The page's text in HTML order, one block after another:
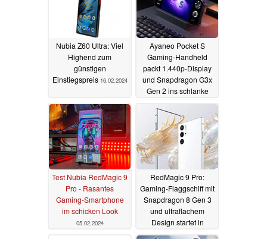
Nubia Z60 Ultra: Viel
Highend zum
günstigen
Einstiegspreis 16.02.2024
Ayaneo Pocket S
Gaming-Handheld
packt 1.440p-Display
und Snapdragon G3x
Gen 2 ins schlanke
Metallgehäuse
06.02.2024
Test Nubia RedMagic 9
Pro - Rasantes
Gaming-Smartphone
im schicken Look
05.02.2024
RedMagic 9 Pro:
Gaming-Flaggschiff mit
Snapdragon 8 Gen 3
und ultraflachem
Design startet in
schicker Sonderedition